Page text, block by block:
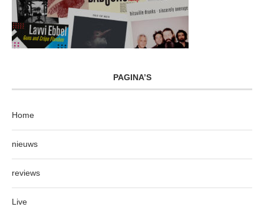
PAGINA’S
Home
nieuws
reviews
Live